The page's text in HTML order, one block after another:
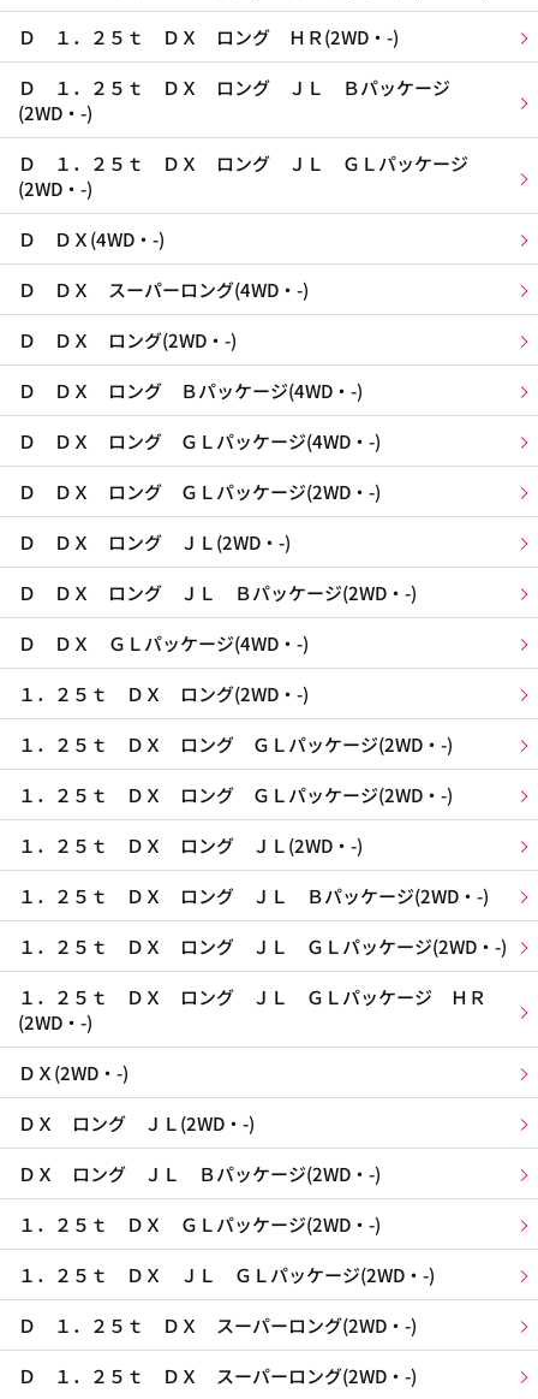
Ｄ １．２５ｔ ＤＸ ロング ＨＲ(2WD・-)
Ｄ １．２５ｔ ＤＸ ロング ＪＬ Ｂパッケージ
(2WD・-)
Ｄ １．２５ｔ ＤＸ ロング ＪＬ ＧＬパッケージ
(2WD・-)
Ｄ ＤＸ(4WD・-)
Ｄ ＤＸ スーパーロング(4WD・-)
Ｄ ＤＸ ロング(2WD・-)
Ｄ ＤＸ ロング Ｂパッケージ(4WD・-)
Ｄ ＤＸ ロング ＧＬパッケージ(4WD・-)
Ｄ ＤＸ ロング ＧＬパッケージ(2WD・-)
Ｄ ＤＸ ロング ＪＬ(2WD・-)
Ｄ ＤＸ ロング ＪＬ Ｂパッケージ(2WD・-)
Ｄ ＤＸ ＧＬパッケージ(4WD・-)
１．２５ｔ ＤＸ ロング(2WD・-)
１．２５ｔ ＤＸ ロング ＧＬパッケージ(2WD・-)
１．２５ｔ ＤＸ ロング ＧＬパッケージ(2WD・-)
１．２５ｔ ＤＸ ロング ＪＬ(2WD・-)
１．２５ｔ ＤＸ ロング ＪＬ Ｂパッケージ(2WD・-)
１．２５ｔ ＤＸ ロング ＪＬ ＧＬパッケージ(2WD・-)
１．２５ｔ ＤＸ ロング ＪＬ ＧＬパッケージ ＨＲ
(2WD・-)
ＤＸ(2WD・-)
ＤＸ ロング ＪＬ(2WD・-)
ＤＸ ロング ＪＬ Ｂパッケージ(2WD・-)
１．２５ｔ ＤＸ ＧＬパッケージ(2WD・-)
１．２５ｔ ＤＸ ＪＬ ＧＬパッケージ(2WD・-)
Ｄ １．２５ｔ ＤＸ スーパーロング(2WD・-)
Ｄ １．２５ｔ ＤＸ スーパーロング(2WD・-)